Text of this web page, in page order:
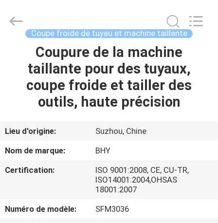
MAISON
PRODUITS
SUJET
DE
NOUS
D'USINE
Bohyar
Engineering
Technology(Suzhou)Co.,Coupe froide de tuyau et machine taillante
Coupure de la machine
taillante pour des tuyaux,
coupe froide et tailler des
outils, haute précision
Lieu d'origine:
Suzhou, Chine
Nom de marque:
BHY
Certification:
ISO 9001:2008, CE, CU-TR,
ISO14001:2004,OHSAS
18001:2007
Numéro de modèle:
SFM3036